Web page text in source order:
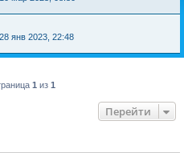
28 янв 2023, 22:48
1 из 1
Перейти